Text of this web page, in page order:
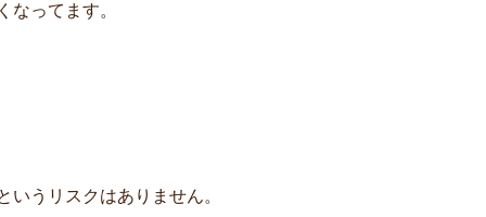
ってます。
うリスクはありません。